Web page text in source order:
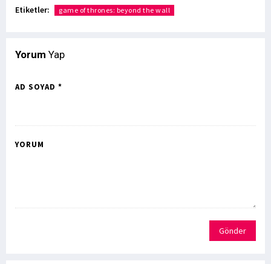
Etiketler: game of thrones: beyond the wall
Yorum Yap
AD SOYAD *
YORUM
Gönder